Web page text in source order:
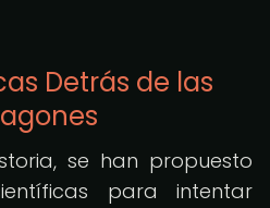
Detrás de las
se han propuesto
para intentar